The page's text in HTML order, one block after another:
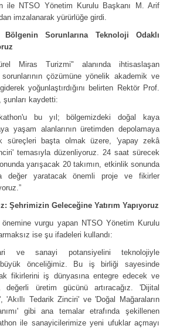
ile NTSO Yönetim Kurulu Başkanı M. Arif
imzalanarak yürürlüğe girdi.
Sorunlarına Teknoloji Odaklı
Miras Turizmi" alanında ihtisaslaşan
sorunlarının çözümüne yönelik akademik ve
yoğunlaştırdığını belirten Rektör Prof.
şunları kaydetti:
bu yıl; bölgemizdeki doğal kaya
yaşam alanlarının üretimden depolamaya
süreçleri başta olmak üzere, 'yapay zekâ
temasıyla düzenliyoruz. 24 saat sürecek
yarışacak 20 takımın, etkinlik sonunda
değer yaratacak önemli proje ve fikirler
Şehrimizin Geleceğine Yatırım Yapıyoruz
vurgu yapan NTSO Yönetim Kurulu
ise şu ifadeleri kullandı:
ve sanayi potansiyelini teknolojiyle
önceliğimiz. Bu iş birliği sayesinde
fikirlerini iş dünyasına entegre edecek ve
değerli üretim gücünü artıracağız. 'Dijital
'Akıllı Tedarik Zinciri' ve 'Doğal Mağaraların
gibi ana temalar etrafında şekillenen
ile sanayicilerimize yeni ufuklar açmayı